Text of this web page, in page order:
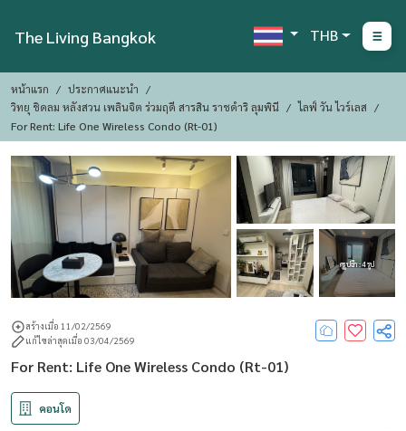
The Living Bangkok THB
หน้าแรก
ประกาศแนะนำ
วิทยุ ชิดลม หลังสวน เพลินจิต ร่วมฤดี สารสิน ราชดำริ ลุมพินี
ไลฟ์ วัน ไวร์เลส
For Rent: Life One Wireless Condo (Rt-01)
ดูรูปอีก : 4 รูป
สร้างเมื่อ 11/02/2569
แก้ไขล่าสุดเมื่อ 03/04/2569
For Rent: Life One Wireless Condo (Rt-01)
คอนโด